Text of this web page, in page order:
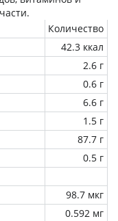
Количество
42.3 ккал
2.6 г
0.6 г
6.6 г
1.5 г
87.7 г
0.5 г
98.7 мкг
0.592 мг